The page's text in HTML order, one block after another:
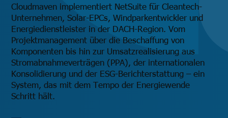
Cloudmaven implementiert NetSuite für Cleantech-
Unternehmen, Solar-EPCs, Windparkentwickler und
Energiedienstleister in der DACH-Region. Vom
Projektmanagement über die Beschaffung von
Komponenten bis hin zur Umsatzrealisierung aus
Stromabnahmeverträgen (PPA), der internationalen
Konsolidierung und der ESG-Berichterstattung – ein
System, das mit dem Tempo der Energiewende
Schritt hält.